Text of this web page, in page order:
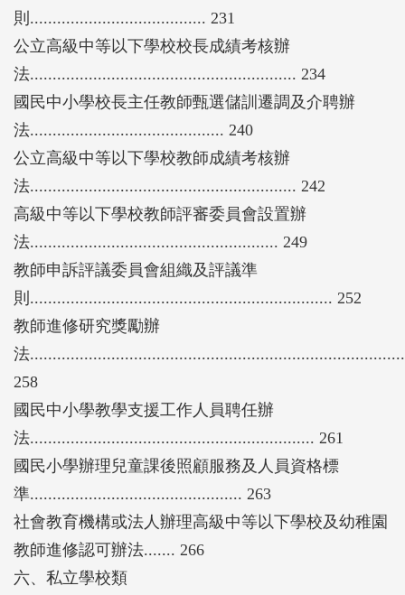
則....................................... 231
公立高級中等以下學校校長成績考核辦
法........................................................... 234
國民中小學校長主任教師甄選儲訓遷調及介聘辦
法........................................... 240
公立高級中等以下學校教師成績考核辦
法........................................................... 242
高級中等以下學校教師評審委員會設置辦
法....................................................... 249
教師申訴評議委員會組織及評議準
則................................................................... 252
教師進修研究獎勵辦
法
258
國民中小學教學支援工作人員聘任辦
法............................................................... 261
國民小學辦理兒童課後照顧服務及人員資格標
準............................................... 263
社會教育機構或法人辦理高級中等以下學校及幼稚園
教師進修認可辦法....... 266
六、私立學校類